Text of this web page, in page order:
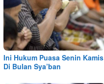
Ini Hukum Puasa Senin Kamis
Di Bulan Sya’ban